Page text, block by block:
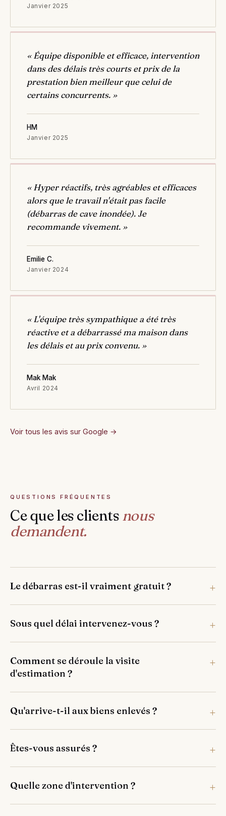
Janvier 2025
« Équipe disponible et efficace, intervention
dans des délais très courts et prix de la
prestation bien meilleur que celui de
certains concurrents. »
HM
Janvier 2025
« Hyper réactifs, très agréables et efficaces
alors que le travail n'était pas facile
(débarras de cave inondée). Je
recommande vivement. »
Emilie C.
Janvier 2024
« L'équipe très sympathique a été très
réactive et a débarrassé ma maison dans
les délais et au prix convenu. »
Mak Mak
Avril 2024
Voir tous les avis sur Google →
QUESTIONS FRÉQUENTES
Ce que les clients nous
demandent.
Le débarras est-il vraiment gratuit ?
Sous quel délai intervenez-vous ?
Comment se déroule la visite
d'estimation ?
Qu'arrive-t-il aux biens enlevés ?
Êtes-vous assurés ?
Quelle zone d'intervention ?